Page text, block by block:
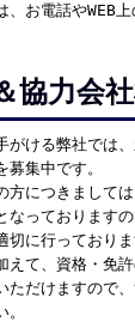
、お電話やWEB
協力会
ける弊社では
集中です。
につきまして
っておりますの
に行っておりま
て、資格・免許
だけますので、